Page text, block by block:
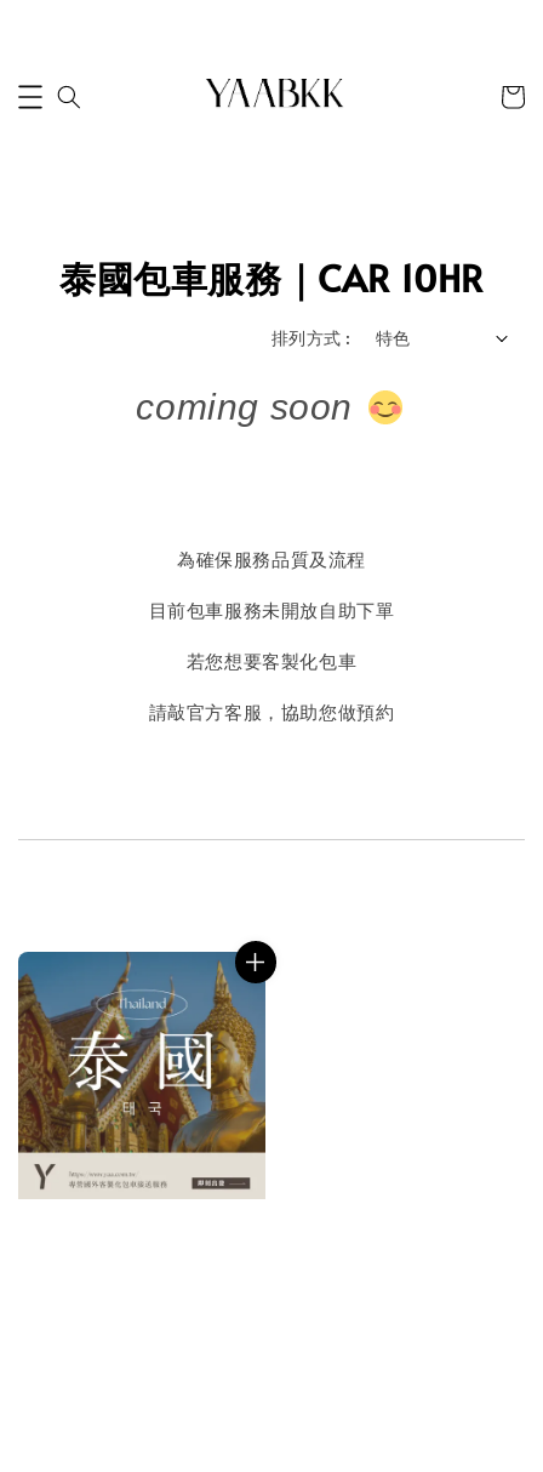
泰國包車服務｜CAR 10HR
排列方式 :
coming soon
為確保服務品質及流程
目前包車服務未開放自助下單
若您想要客製化包車
請敲官方客服，協助您做預約